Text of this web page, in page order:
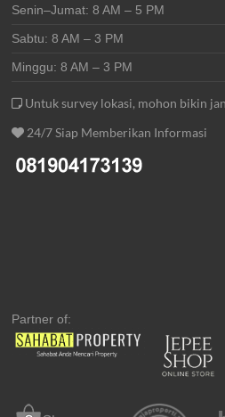
Senin–Jumat: 8 AM – 5 PM
Sabtu: 8 AM – 3 PM
Minggu: 8 AM – 3 PM
Untuk survey lokasi, mohon bikin
24/7 Siap Memberikan Informasi
Partner of: